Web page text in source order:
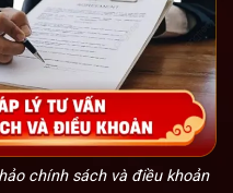
chính sách và điều khoản